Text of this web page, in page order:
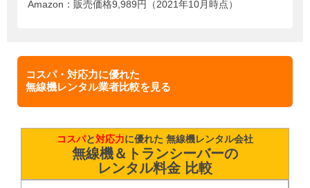
Amazon：販売価格9,989円（2021年10月時点）
コスパ・対応力に優れた
無線機レンタル業者比較を見る
コスパと対応力に優れた 無線機レンタル会社
無線機＆トランシーバーの
レンタル料金 比較